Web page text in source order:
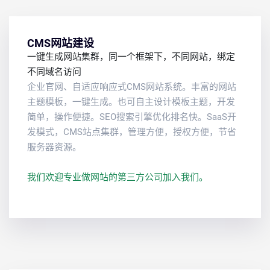
CMS网站建设
一键生成网站集群，同一个框架下，不同网站，绑定
不同域名访问
企业官网、自适应响应式CMS网站系统。丰富的网站
主题模板，一键生成。也可自主设计模板主题，开发
简单，操作便捷。SEO搜索引擎优化排名快。SaaS开
发模式，CMS站点集群，管理方便，授权方便，节省
服务器资源。
我们欢迎专业做网站的第三方公司加入我们。